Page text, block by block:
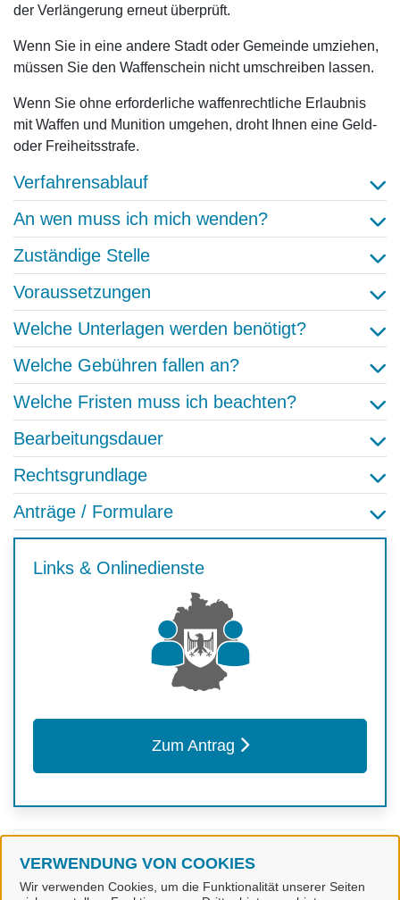
VERWENDUNG VON COOKIES
Wir verwenden Cookies, um die Funktionalität unserer Seiten
der Verlängerung erneut überprüft.
Wenn Sie in eine andere Stadt oder Gemeinde umziehen,
müssen Sie den Waffenschein nicht umschreiben lassen.
Wenn Sie ohne erforderliche waffenrechtliche Erlaubnis
mit Waffen und Munition umgehen, droht Ihnen eine Geld-
oder Freiheitsstrafe.
Verfahrensablauf
An wen muss ich mich wenden?
Zuständige Stelle
Voraussetzungen
Welche Unterlagen werden benötigt?
Welche Gebühren fallen an?
Welche Fristen muss ich beachten?
Bearbeitungsdauer
Rechtsgrundlage
Anträge / Formulare
Links & Onlinedienste
Zum Antrag
Kontakt